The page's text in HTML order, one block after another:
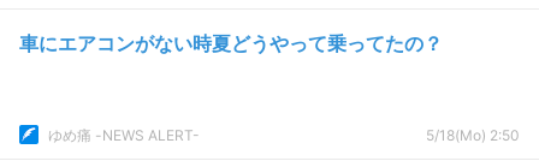
車にエアコンがない時夏どうやって乗ってたの？
ゆめ痛 -NEWS ALERT- 5/18(Mo) 2:50